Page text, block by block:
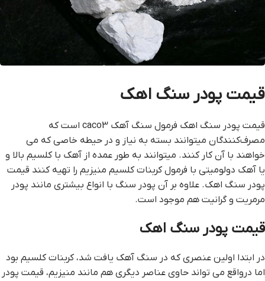
قيمت پودر سنگ اهک
قيمت پودر سنگ اهک فرمول سنگ آهک caco3 است که
مصرف‌کنندگان ميتوانند بسته به نياز و در حيطه خاصي که مي
خواهند با آن کار کنند. ميتوانند به طور عمده از آهک با کلسيم بالا و
يا آهک دولوميتي با فرمول کربنات کلسيم منيزيم را تهيه کنند قيمت
پودر سنگ اهک. علاوه بر آن پودر سنگ با انواع بيشتري مانند پودر
مرمريت و گرانيت هم موجود است.
قيمت پودر سنگ اهک
در ابتدا اولين عنصري که در سنگ آهک يافت شد، کربنات کلسيم بود
اما درواقع مي تواند حاوي عناصر ديگري هم مانند منيزيم، قيمت پودر